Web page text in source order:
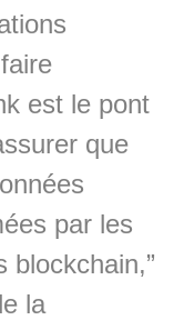
est le pont
que
par les
blockchain,”
la